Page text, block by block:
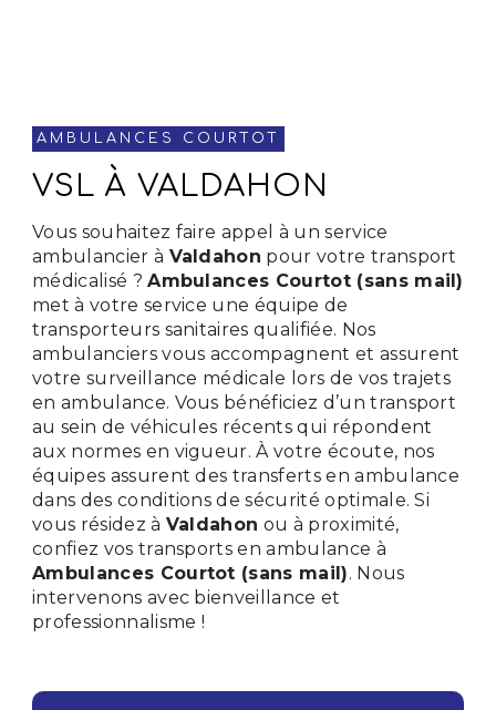
AMBULANCES COURTOT
VSL À VALDAHON
Vous souhaitez faire appel à un service
ambulancier à Valdahon pour votre transport
médicalisé ?Ambulances Courtot (sans mail)
met à votre service une équipe de
transporteurs sanitaires qualifiée. Nos
ambulanciers vous accompagnent et assurent
votre surveillance médicale lors de vos trajets
en ambulance. Vous bénéficiez d’un transport
au sein de véhicules récents qui répondent
aux normes en vigueur. À votre écoute, nos
équipes assurent des transferts en ambulance
dans des conditions de sécurité optimale. Si
vous résidez à Valdahon ou à proximité,
confiez vos transports en ambulance à
Ambulances Courtot (sans mail). Nous
intervenons avec bienveillance et
professionnalisme !